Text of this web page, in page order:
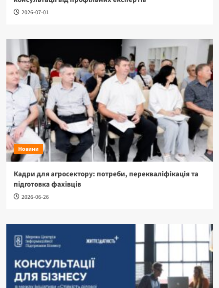
2026-07-01
Новини
Кадри для агросектору: потреби, перекваліфікація та
підготовка фахівців
2026-06-26